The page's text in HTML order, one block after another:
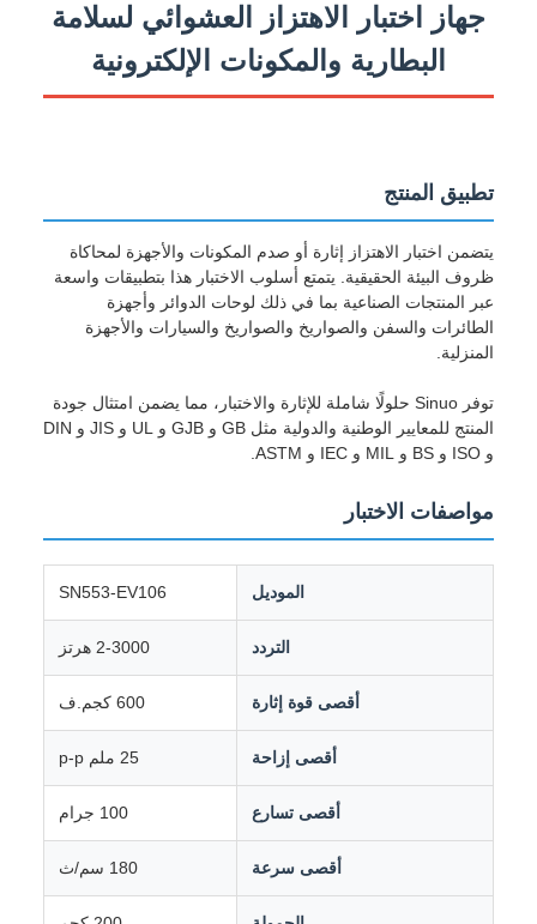
جهاز اختبار الاهتزاز العشوائي لسلامة
البطارية والمكونات الإلكترونية
تطبيق المنتج
يتضمن اختبار الاهتزاز إثارة أو صدم المكونات والأجهزة لمحاكاة
ظروف البيئة الحقيقية. يتمتع أسلوب الاختبار هذا بتطبيقات واسعة
عبر المنتجات الصناعية بما في ذلك لوحات الدوائر وأجهزة
الطائرات والسفن والصواريخ والصواريخ والسيارات والأجهزة
المنزلية.
توفر Sinuo حلولًا شاملة للإثارة والاختبار، مما يضمن امتثال جودة
المنتج للمعايير الوطنية والدولية مثل GB و GJB و UL و JIS و DIN
و ISO و BS و MIL و IEC و ASTM.
مواصفات الاختبار
الموديل SN553-EV106
التردد 2-3000 هرتز
أقصى قوة إثارة 600 كجم.ف
أقصى إزاحة 25 ملم p-p
أقصى تسارع 100 جرام
أقصى سرعة 180 سم/ث